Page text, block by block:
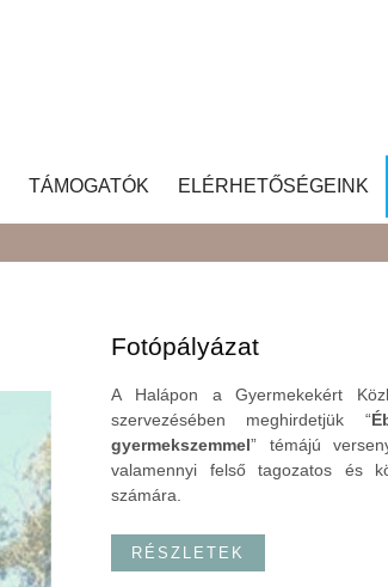
TÁMOGATÓK ELÉRHETŐSÉGEINK
Fotópályázat
A Halápon a Gyermekekért
szervezésében meghirdetjük “
gyermekszemmel” témájú
valamennyi felső tagozatos és
számára.
RÉSZLETEK